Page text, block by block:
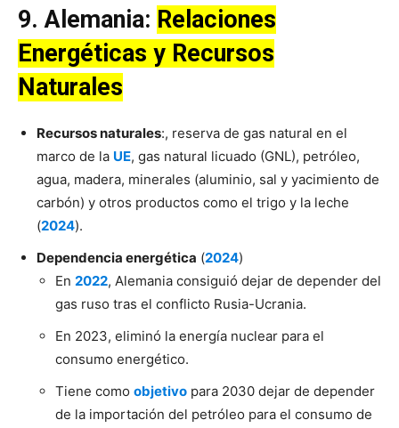
9.Alemania: Relaciones
Energéticas y Recursos
Naturales
Recursos naturales:, reserva de gas natural en el
marco de la UE, gas natural licuado (GNL), petróleo,
agua, madera, minerales (aluminio, sal y yacimiento de
carbón) y otros productos como el trigo y la leche
(2024).
Dependencia energética (2024)
En 2022, Alemania consiguió dejar de depender del
gas ruso tras el conflicto Rusia-Ucrania.
En 2023, eliminó la energía nuclear para el
consumo energético.
Tiene como objetivo para 2030 dejar de depender
de la importación del petróleo para el consumo de